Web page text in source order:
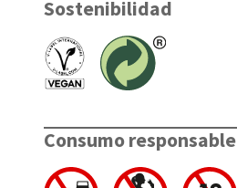
Sostenibilidad
Consumo responsable